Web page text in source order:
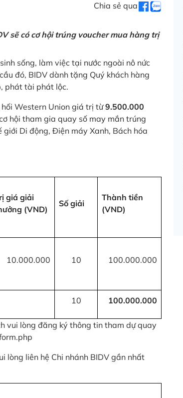
Chia sẻ qua
sẽ có cơ hội trúng voucher mua hàng trị
sống, làm việc tại nước ngoài nô nức
đó, BIDV dành tặng Quý khách hàng
phát tài phát lộc.
Western Union giá trị từ9.500.000
hội tham gia quay số may mắn trúng
Di động, Điện máy Xanh, Bách hóa
giá giải
(VND)
Số giải
Thành tiền
(VND)
10.000.000 10 100.000.000
10 100.000.000
vui lòng đăng ký thông tin tham dự quay
lòng liên hệ Chi nhánh BIDV gần nhất